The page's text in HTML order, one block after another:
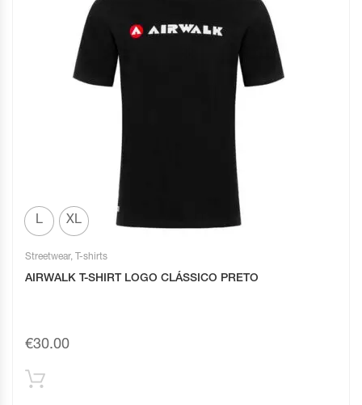
L XL
Streetwear, T-shirts
AIRWALK T-SHIRT LOGO CLÁSSICO PRETO
€30.00